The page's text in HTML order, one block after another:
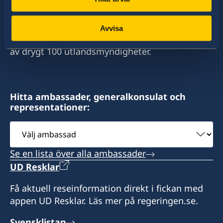
Avvisa
stort sett alla stater i världen. I ungefär hälften
av dessa stater har Sverige ambassader och
konsulat. Sveriges utrikesrepresentation består
av drygt 100 utlandsmyndigheter.
Hitta ambassader, generalkonsulat och
representationer:
Välj
ambassad
Se en lista över alla ambassader
UD Resklar
Få aktuell reseinformation direkt i fickan med
appen UD Resklar. Läs mer på regeringen.se.